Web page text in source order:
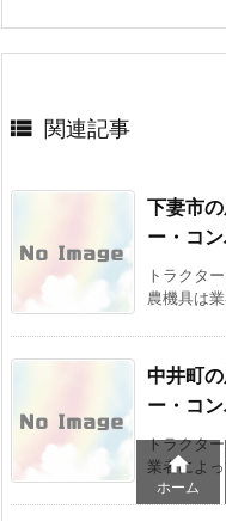
 関連記事
下妻市
ー・コ
トラクタ
農機具は
中井町
ー・コ
トラクタ
業者によ

ホーム